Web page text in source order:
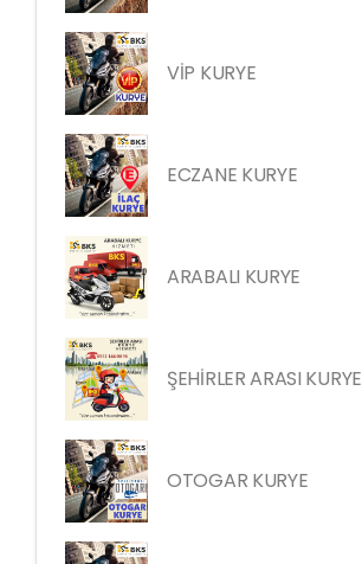
VİP KURYE
ECZANE KURYE
ARABALI KURYE
ŞEHİRLER ARASI KURYE
OTOGAR KURYE